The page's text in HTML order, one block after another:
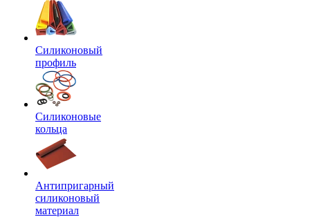
Силиконовый
профиль
Силиконовые
кольца
Антипригарный
силиконовый
материал